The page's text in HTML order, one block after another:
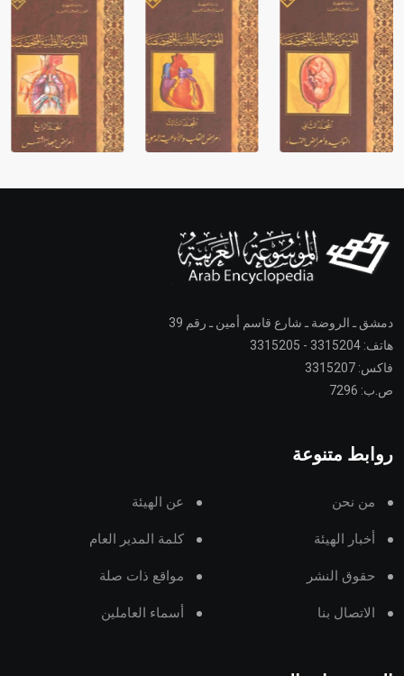
دمشق ـ الروضة ـ شارع قاسم أمين ـ رقم 39
هاتف: 3315204 - 3315205
فاكس: 3315207
ص.ب: 7296
روابط متنوعة
من نحن عن الهيئة
أخبار الهيئة كلمة المدير العام
حقوق النشر مواقع ذات صلة
الاتصال بنا أسماء العاملين